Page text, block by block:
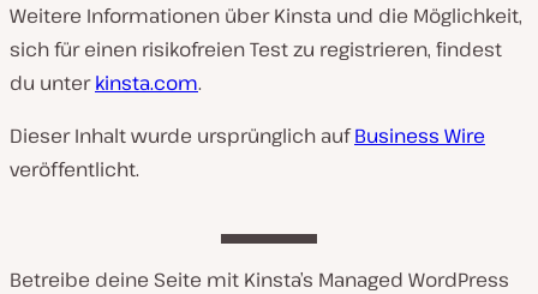
Weitere Informationen über Kinsta und die Möglichkeit,
sich für einen risikofreien Test zu registrieren, findest
du unterkinsta.com.
Dieser Inhalt wurde ursprünglich aufBusiness Wire
veröffentlicht.
Betreibe deine Seite mit Kinsta’s Managed WordPress